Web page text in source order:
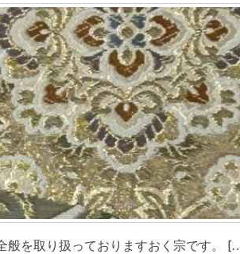
般を取り扱っておりますおく宗です。